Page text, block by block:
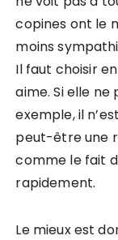
copines ont le
moins
Il faut choisir
aime. Si elle
exemple, il
peut-être une
comme le fait
rapidement.
Le mieux est